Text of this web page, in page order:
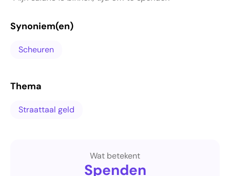
Synoniem(en)
Scheuren
Thema
Straattaal geld
Wat betekent
Spenden